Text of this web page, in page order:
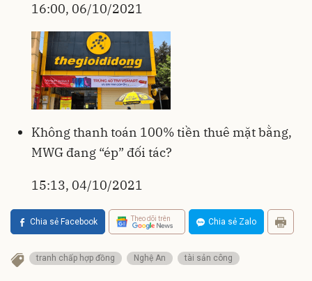
16:00, 06/10/2021
Không thanh toán 100% tiền thuê mặt bằng,
MWG đang “ép” đối tác?
15:13, 04/10/2021
Chia sẻ Facebook Theo dõi trên Chia sẻ Zalo
tranh chấp hợp đồng Nghệ An tài sản công